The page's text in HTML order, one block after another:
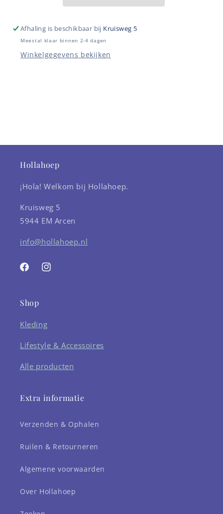
Afhaling is beschikbaar bij Kruisweg 5
Meestal klaar binnen 2-4 dagen
Winkelgegevens bekijken
Hollahoep
¡Hola! Welkom bij Hollahoep.
Kruisweg 5
5944 EM Arcen
info@hollahoep.nl
FacebookInstagram
Shop
Kleding
Lifestyle & Accessoires
Alle producten
Extra informatie
Verzenden & Ophalen
Ruilen & Retourneren
Algemene voorwaarden
Over Hollahoep